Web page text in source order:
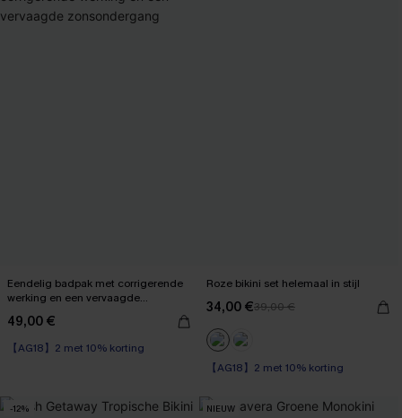
Eendelig badpak met corrigerende
werking en een vervaagde
49,00 €
【AG18】2 met 10% korting
Corrigerend badpak
Roze bikini set helemaal in stijl
34,00 €39,00 €
【AG18】2 met 10% korting
-12% NIEUW